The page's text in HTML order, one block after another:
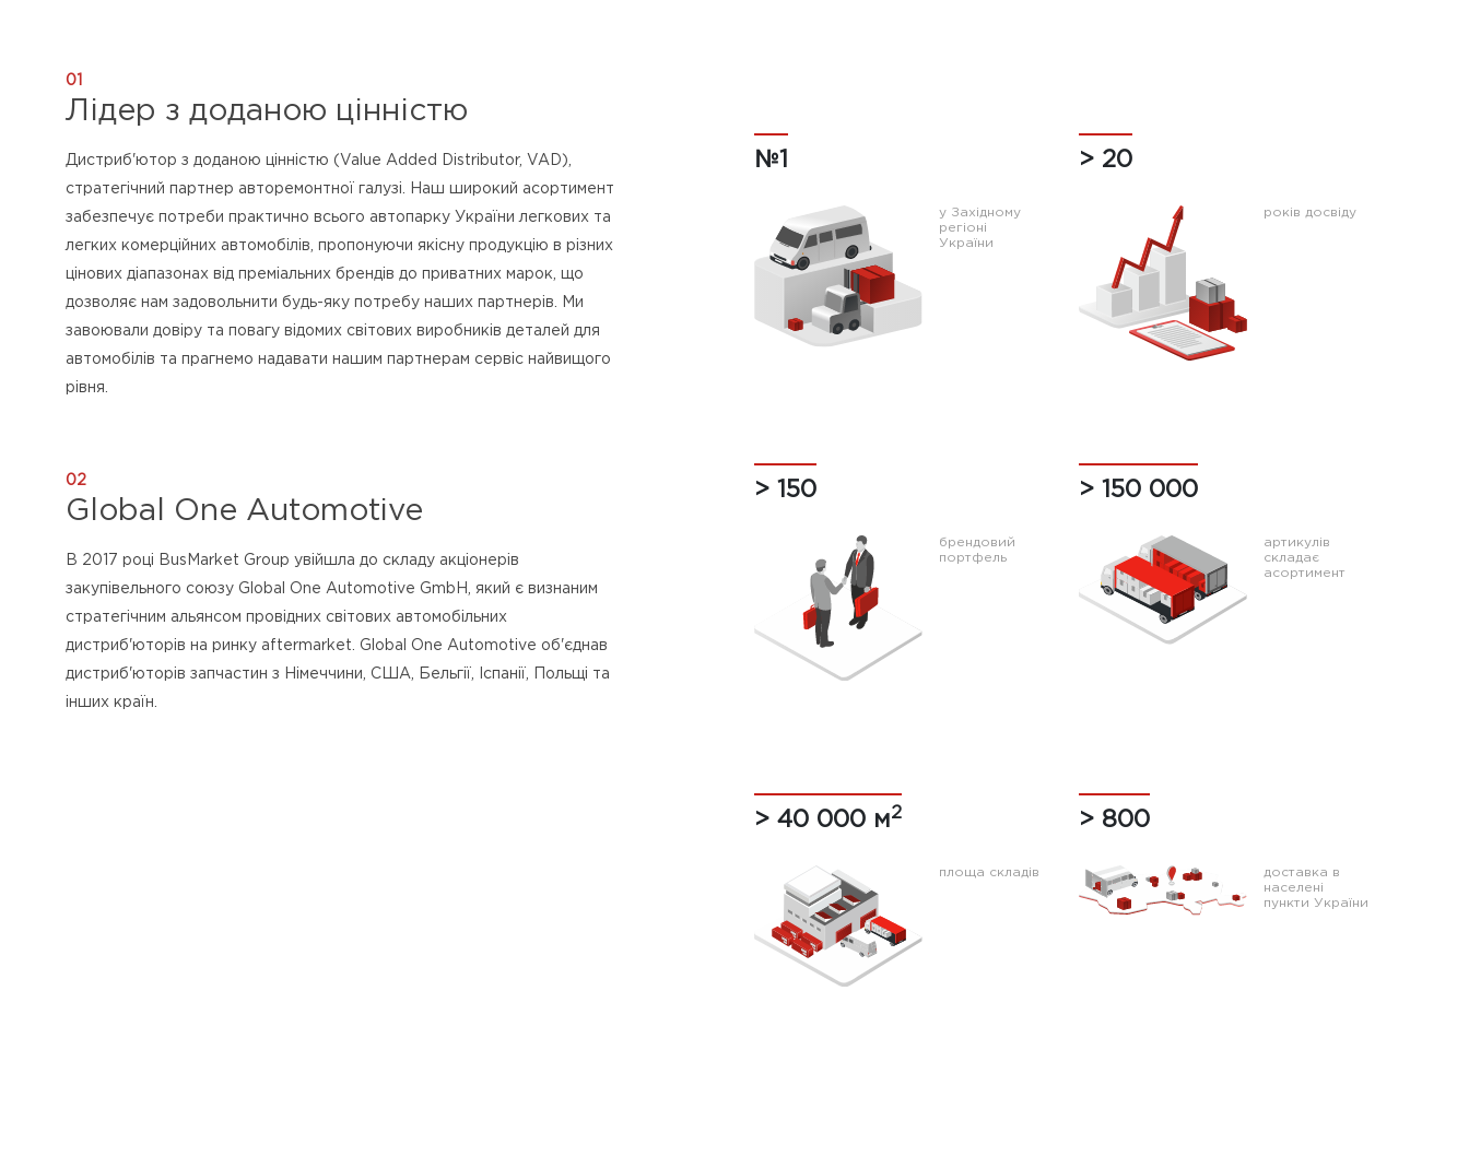
01
Лідер з доданою цінністю
Дистриб'ютор з доданою цінністю (Value Added Distributor, VAD),
стратегічний партнер авторемонтної галузі. Наш широкий асортимент
забезпечує потреби практично всього автопарку України легкових та
легких комерційних автомобілів, пропонуючи якісну продукцію в різних
цінових діапазонах від преміальних брендів до приватних марок, що
дозволяє нам задовольнити будь-яку потребу наших партнерів. Ми
завоювали довіру та повагу відомих світових виробників деталей для
автомобілів та прагнемо надавати нашим партнерам сервіс найвищого
рівня.
02
Global One Automotive
В 2017 році BusMarket Group увійшла до складу акціонерів
закупівельного союзу Global One Automotive GmbH, який є визнаним
стратегічним альянсом провідних світових автомобільних
дистриб'юторів на ринку aftermarket. Global One Automotive об'єднав
дистриб'юторів запчастин з Німеччини, США, Бельгії, Іспанії, Польщі та
інших країн.
№1
у Західному
регіоні
України
> 20
років досвіду
> 150
брендовий
портфель
> 150 000
артикулів
cкладає
асортимент
> 40 000 м 2
площа складів
> 800
доставка в
населені
пункти України